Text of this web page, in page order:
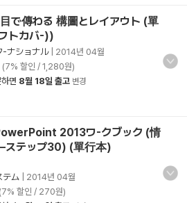
で傳わる 構圖とレイアウト (單
トカバ-))
-ナショナル| 2014년 04월
(7% 할인 / 1,280원)
면 8월 18일 출고 변경
2013ワ-クブック (情
テップ30) (單行本)
テム
2014년 04월
할인 / 270원)